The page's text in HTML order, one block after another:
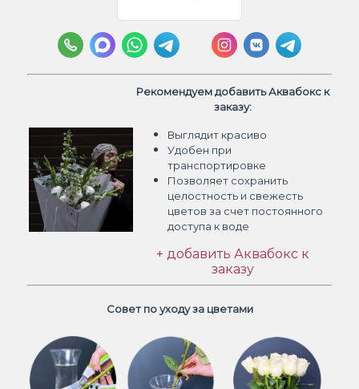
Рекомендуем добавить Аквабокс к
заказу:
Выглядит красиво
Удобен при
транспортировке
Позволяет сохранить
целостность и свежесть
цветов за счет постоянного
доступа к воде
+ добавить Аквабокс к
заказу
Совет по уходу за цветами